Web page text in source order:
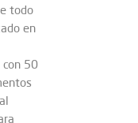
todo
en
50